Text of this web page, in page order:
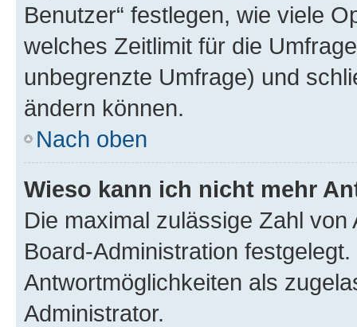
Benutzer“ festlegen, wie viele
welches Zeitlimit für die
unbegrenzte Umfrage) und
ändern können.
Nach oben
Wieso kann ich nicht mehr
Die maximal zulässige Zahl
Board-Administration
Antwortmöglichkeiten als
Administrator.